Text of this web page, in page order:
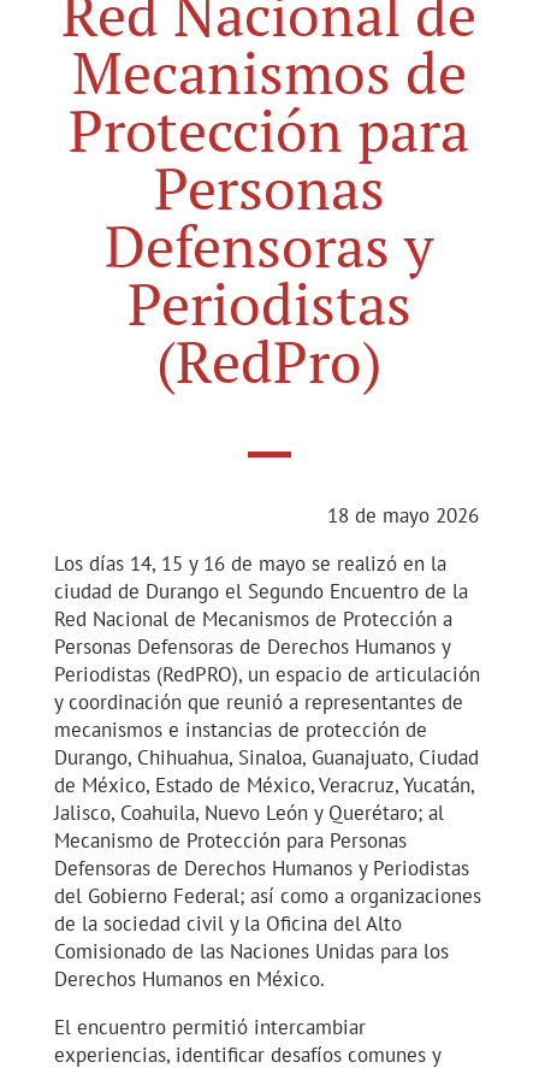
Mecanismos de
Protección para
Personas
Defensoras y
Periodistas
(RedPro)
18 de mayo 2026
Los días 14, 15 y 16 de mayo se realizó en la
ciudad de Durango el Segundo Encuentro de la
Red Nacional de Mecanismos de Protección a
Personas Defensoras de Derechos Humanos y
Periodistas (RedPRO), un espacio de articulación
y coordinación que reunió a representantes de
mecanismos e instancias de protección de
Durango, Chihuahua, Sinaloa, Guanajuato, Ciudad
de México, Estado de México, Veracruz, Yucatán,
Jalisco, Coahuila, Nuevo León y Querétaro; al
Mecanismo de Protección para Personas
Defensoras de Derechos Humanos y Periodistas
del Gobierno Federal; así como a organizaciones
de la sociedad civil y la Oficina del Alto
Comisionado de las Naciones Unidas para los
Derechos Humanos en México.
El encuentro permitió intercambiar
experiencias, identificar desafíos comunes y